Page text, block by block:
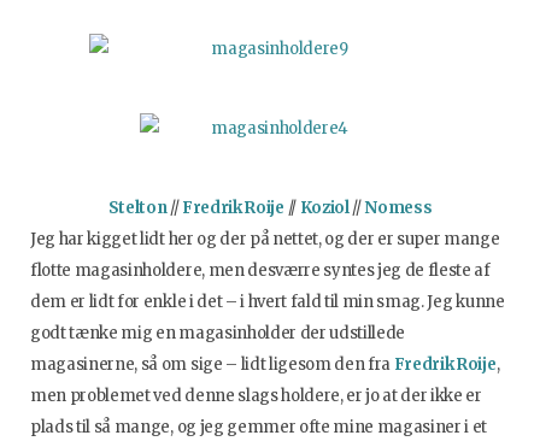
Stelton//Fredrik Roije // Koziol//Nomess
Jeg har kigget lidt her og der på nettet, og der er super mange
flotte magasinholdere, men desværre syntes jeg de fleste af
dem er lidt for enkle i det – i hvert fald til min smag. Jeg kunne
godt tænke mig en magasinholder der udstillede
magasinerne, så om sige – lidt ligesom den fra Fredrik Roije,
men problemet ved denne slags holdere, er jo at der ikke er
plads til så mange, og jeg gemmer ofte mine magasiner i et